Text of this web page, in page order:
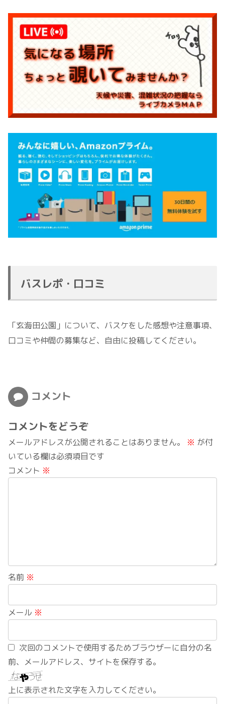
バスレポ・口コミ
「玄海田公園」について、バスケをした感想や注意事項、
口コミや仲間の募集など、自由に投稿してください。
コメント
コメントをどうぞ
メールアドレスが公開されることはありません。 ※ が付
いている欄は必須項目です
コメント ※
名前 ※
メール ※
次回のコメントで使用するためブラウザーに自分の名
前、メールアドレス、サイトを保存する。
上に表示された文字を入力してください。